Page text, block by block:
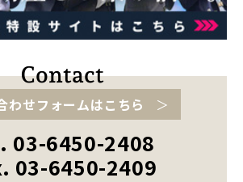
わせフォームはこちら
03-6450-2408
03-6450-2409